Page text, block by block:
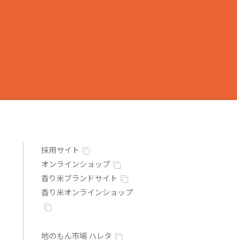
採用サイト
オンラインショップ
香り米ブランドサイト
香り米オンラインショップ
地のもん市場 ハレタ